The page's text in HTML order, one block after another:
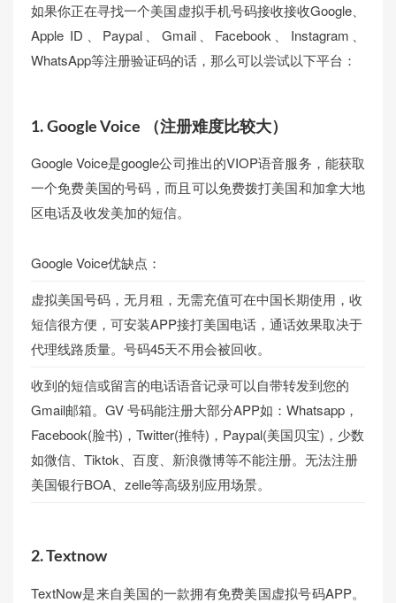
如果你正在寻找一个美国虚拟手机号码接收接收Google、
Apple ID、Paypal、Gmail、Facebook、Instagram、
WhatsApp等注册验证码的话，那么可以尝试以下平台：
1. Google Voice （注册难度比较大）
Google Voice是google公司推出的VIOP语音服务，能获取
一个免费美国的号码，而且可以免费拨打美国和加拿大地
区电话及收发美加的短信。
Google Voice优缺点：
虚拟美国号码，无月租，无需充值可在中国长期使用，收
短信很方便，可安装APP接打美国电话，通话效果取决于
代理线路质量。号码45天不用会被回收。
收到的短信或留言的电话语音记录可以自带转发到您的
Gmail邮箱。GV 号码能注册大部分APP如：Whatsapp，
Facebook(脸书)，Twitter(推特)，Paypal(美国贝宝)，少数
如微信、Tiktok、百度、新浪微博等不能注册。无法注册
美国银行BOA、zelle等高级别应用场景。
2. Textnow
TextNow是来自美国的一款拥有免费美国虚拟号码APP。